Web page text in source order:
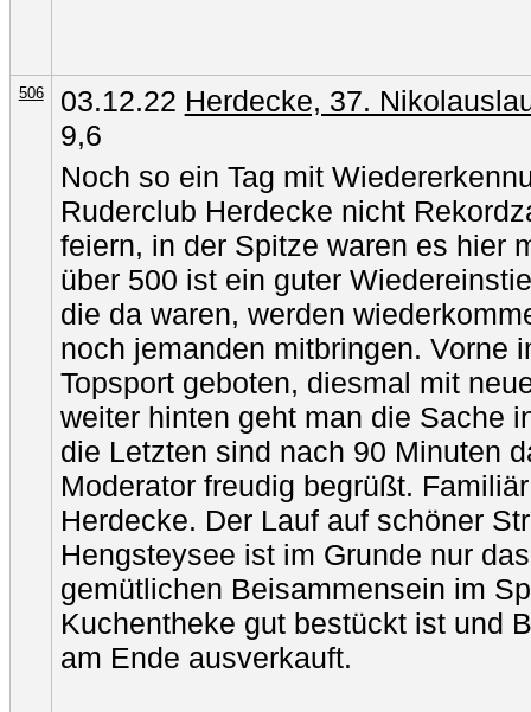
506 03.12.22 Herdecke, 37.
9,6
Noch so ein Tag mit
Ruderclub Herdecke nicht
feiern, in der Spitze waren es hier
über 500 ist ein guter
die da waren, werden
noch jemanden mitbringen. Vorne
Topsport geboten, diesmal mit
weiter hinten geht man die Sache
die Letzten sind nach 90 Minuten
Moderator freudig begrüßt.
Herdecke. Der Lauf auf schöner
Hengsteysee ist im Grunde nur
gemütlichen Beisammensein im
Kuchentheke gut bestückt ist und
am Ende ausverkauft.